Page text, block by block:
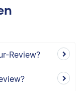
Review?